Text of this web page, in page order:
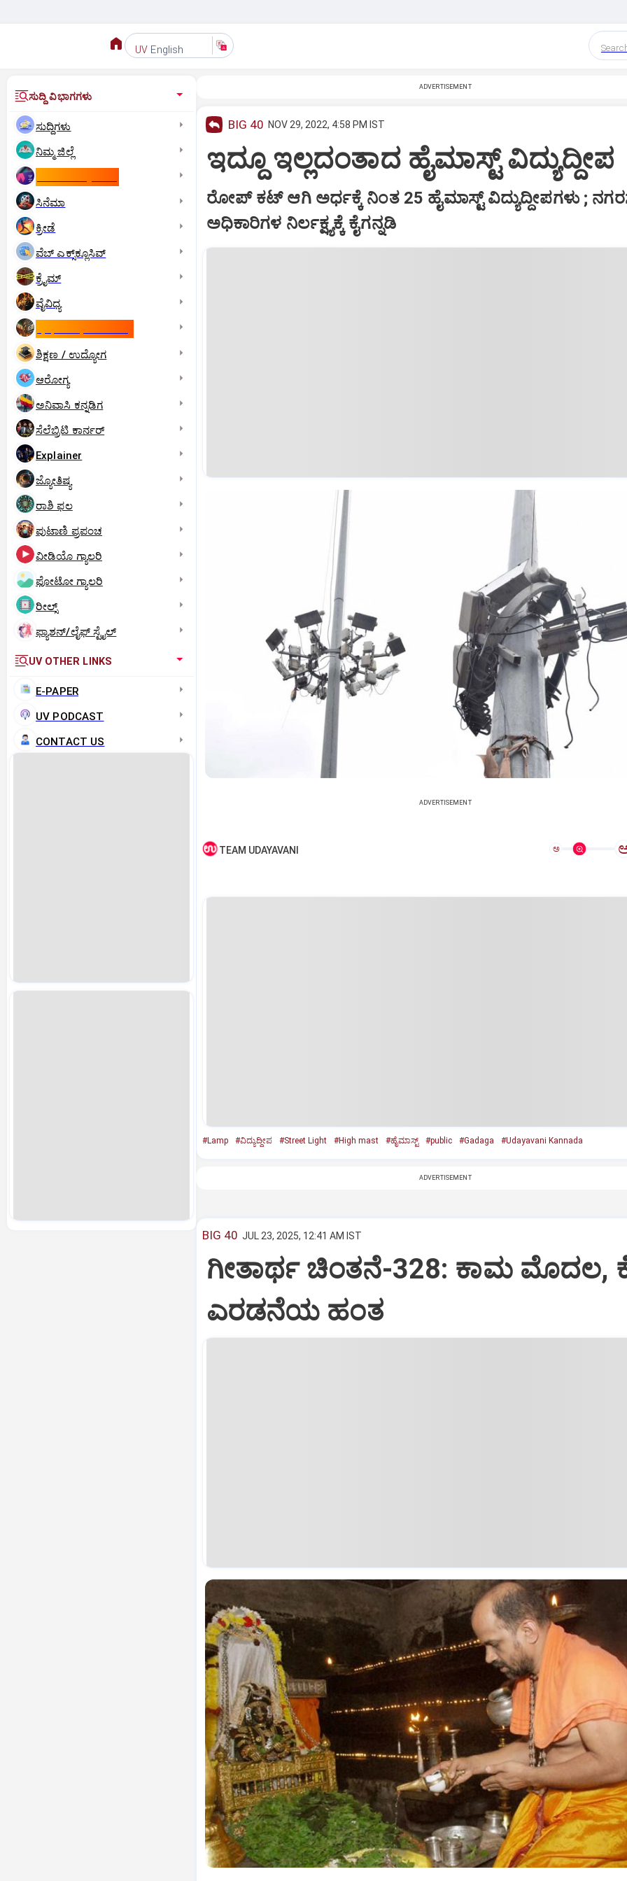
UV English
ಸುದ್ದಿ ವಿಭಾಗಗಳು
ಸುದ್ದಿಗಳು
ನಿಮ್ಮ ಜಿಲ್ಲೆ
ಸಿನೆಮಾ
ಕ್ರೀಡೆ
ವೆಬ್ ಎಕ್ಸ್‌ಕ್ಲೂಸಿವ್
ಕ್ರೈಮ್
ವೈವಿಧ್ಯ
ಶಿಕ್ಷಣ / ಉದ್ಯೋಗ
ಆರೋಗ್ಯ
ಅನಿವಾಸಿ ಕನ್ನಡಿಗ
ಸೆಲೆಬ್ರಿಟಿ ಕಾರ್ನರ್‌
Explainer
ಜ್ಯೋತಿಷ್ಯ
ರಾಶಿ ಫಲ
ಪುಟಾಣಿ ಪ್ರಪಂಚ
ವೀಡಿಯೊ ಗ್ಯಾಲರಿ
ಫೋಟೋ ಗ್ಯಾಲರಿ
ರೀಲ್ಸ್
ಫ್ಯಾಶನ್/ಲೈಫ್‌ ಸ್ಟೈಲ್
UV OTHER LINKS
E-PAPER
UV PODCAST
CONTACT US
ADVERTISEMENT
BIG 40 NOV 29, 2022, 4:58 PM IST
ಇದ್ದೂ ಇಲ್ಲದಂತಾದ ಹೈಮಾಸ್ಟ್‌ ವಿದ್ಯುದ್ದೀಪ
ರೋಪ್‌ ಕಟ್‌ ಆಗಿ ಅರ್ಧಕ್ಕೆ ನಿಂತ 25 ಹೈಮಾಸ್ಟ್‌ ವಿದ್ಯುದ್ದೀಪಗಳು ;
ಅಧಿಕಾರಿಗಳ ನಿರ್ಲಕ್ಷ್ಯಕ್ಕೆ ಕೈಗನ್ನಡಿ
ADVERTISEMENT
TEAM UDAYAVANI ಅ
#Lamp #ವಿದ್ಯುದ್ದೀಪ #Street Light #High mast #ಹೈಮಾಸ್ಟ್‌ #public #Gadaga #Udayavani Kannada
ADVERTISEMENT
BIG 40 JUL 23, 2025, 12:41 AM IST
ಗೀತಾರ್ಥ ಚಿಂತನೆ-328: ಕಾಮ ಮೊದಲ,
ಎರಡನೆಯ ಹಂತ